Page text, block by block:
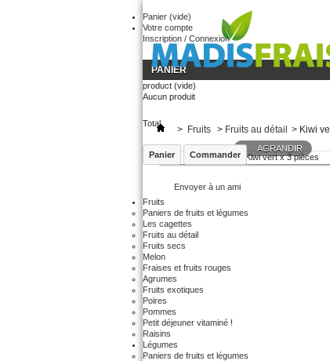
Panier (vide)
Votre compte
Inscription / Connexion
PANIER
product (vide)
Aucun produit
Total
Panier Commander
Fruits
Paniers de fruits et légumes
Les cagettes
Fruits au détail
Fruits secs
Melon
Fraises et fruits rouges
Agrumes
Fruits exotiques
Poires
Pommes
Petit déjeuner vitaminé !
Raisins
Légumes
Paniers de fruits et légumes
> Fruits > Fruits au détail > Kiwi
AGRANDIR
Envoyer à un ami